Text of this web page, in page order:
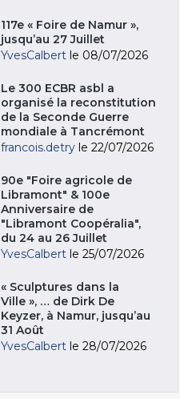
117e « Foire de Namur »,
jusqu’au 27 Juillet
YvesCalbert le 08/07/2026
Le 300 ECBR asbl a
organisé la reconstitution
de la Seconde Guerre
mondiale à Tancrémont
francois.detry le 22/07/2026
90e "Foire agricole de
Libramont" & 100e
Anniversaire de
"Libramont Coopéralia",
du 24 au 26 Juillet
YvesCalbert le 25/07/2026
« Sculptures dans la
Ville », … de Dirk De
Keyzer, à Namur, jusqu’au
31 Août
YvesCalbert le 28/07/2026